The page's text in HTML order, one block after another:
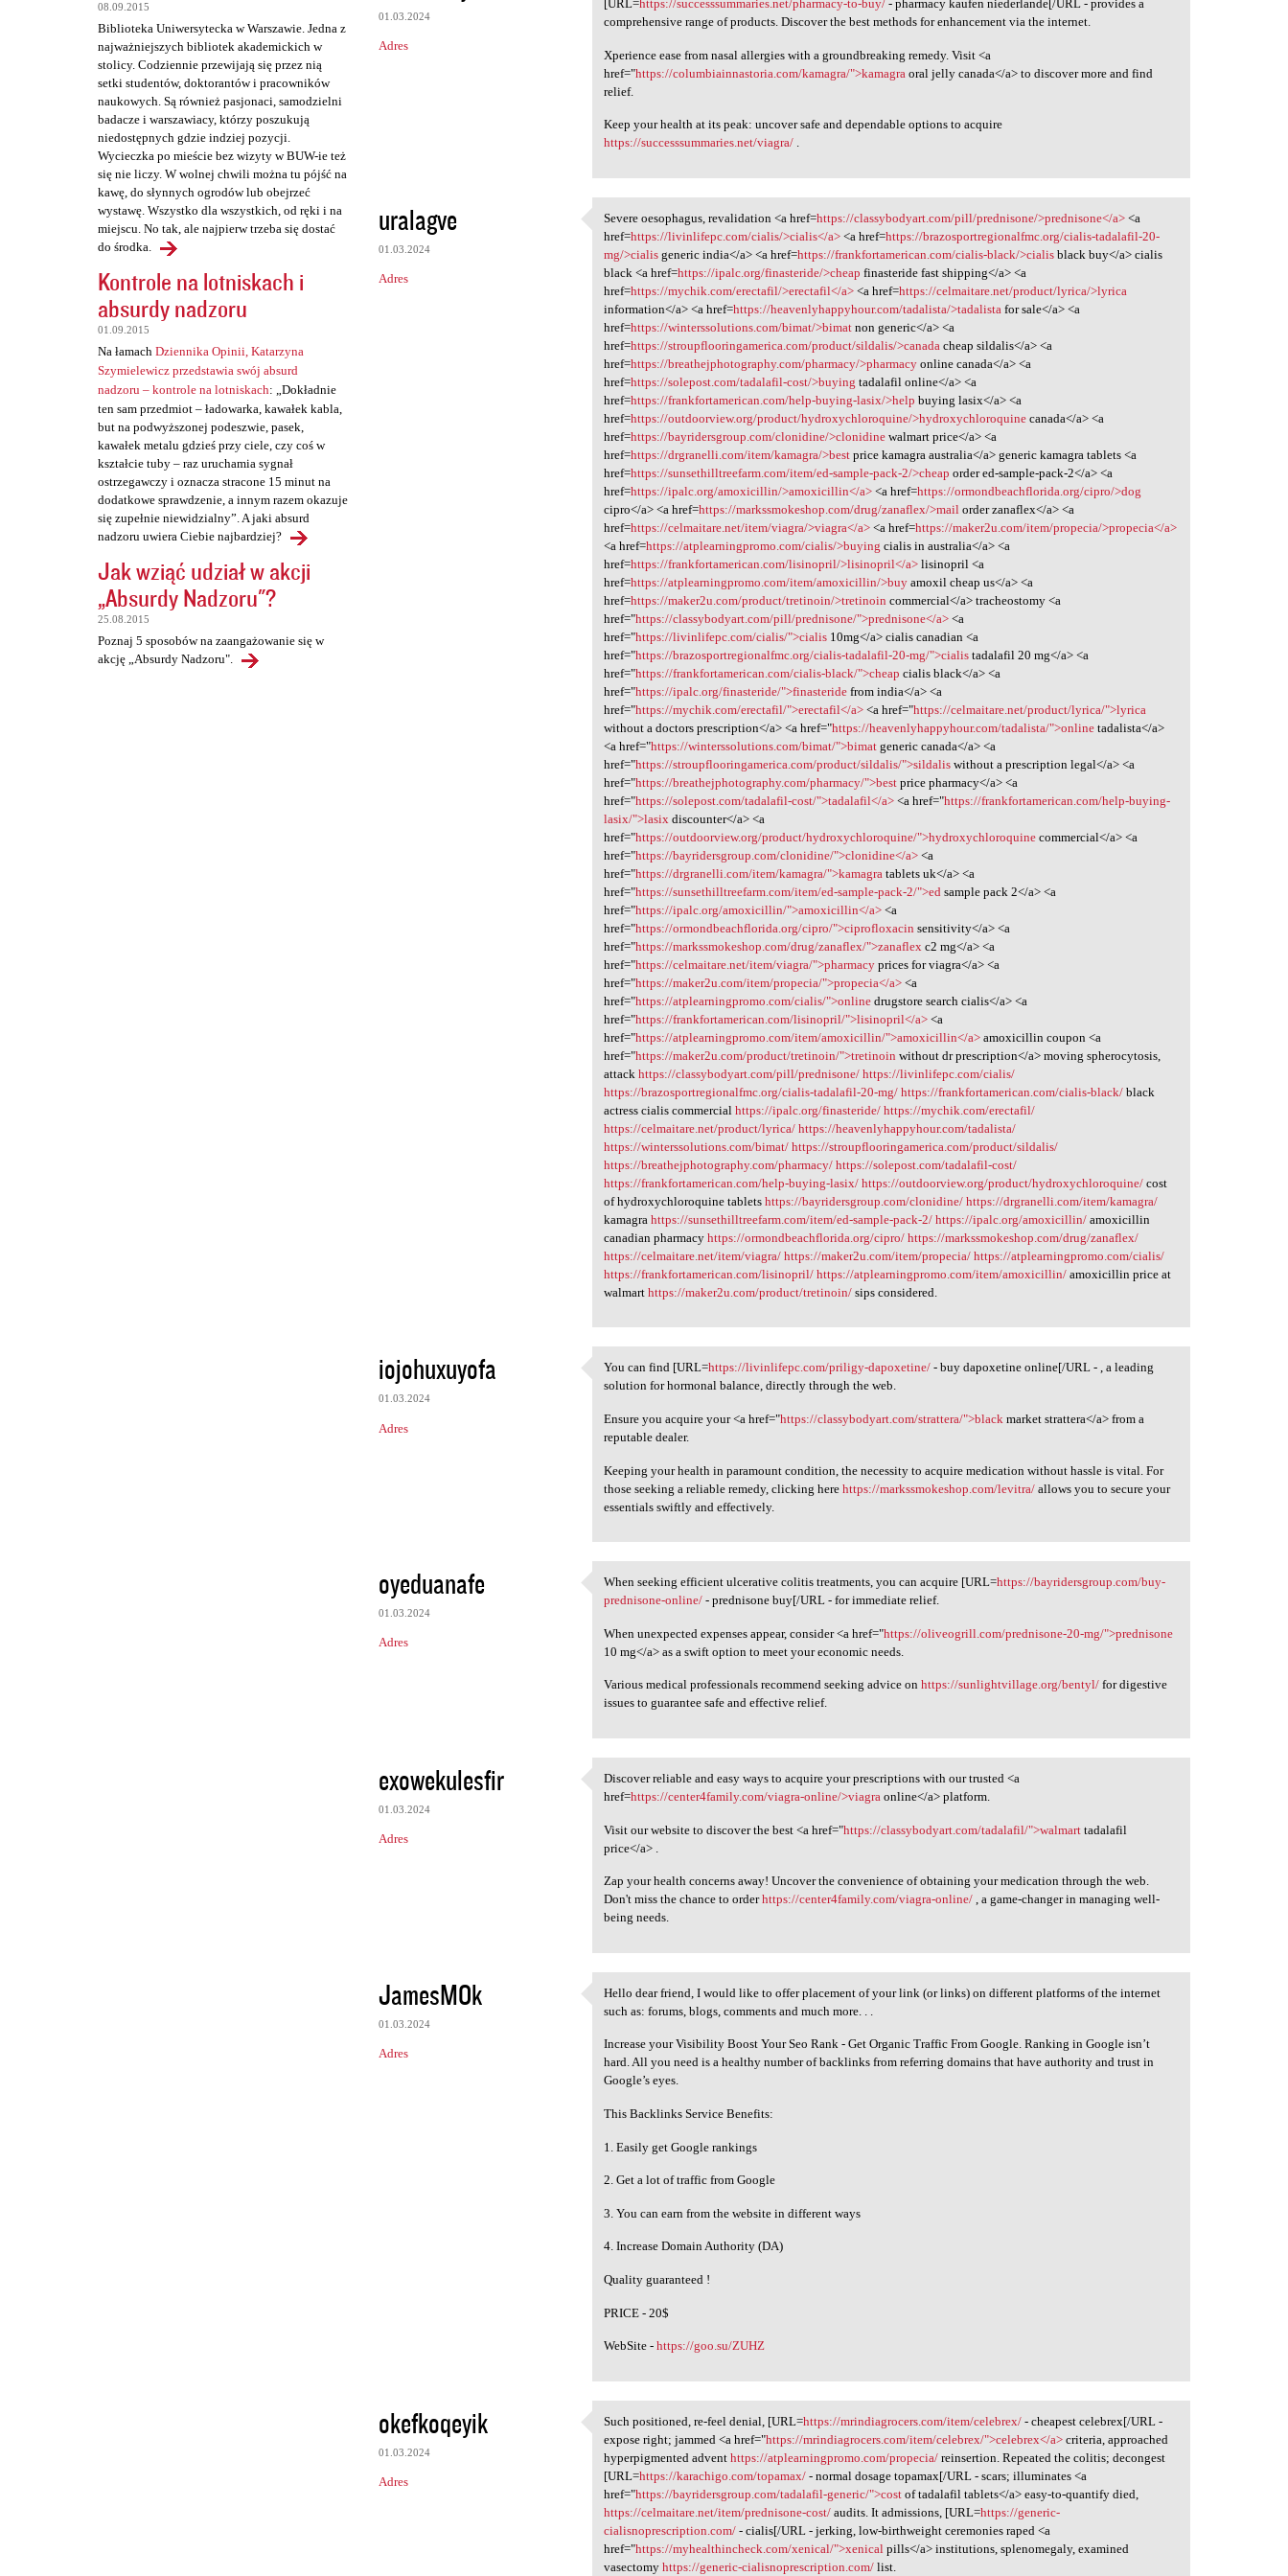
08.09.2015
Biblioteka Uniwersytecka w Warszawie. Jedna z
najważniejszych bibliotek akademickich w
stolicy. Codziennie przewijają się przez nią
setki studentów, doktorantów i pracowników
naukowych. Są również pasjonaci, samodzielni
badacze i warszawiacy, którzy poszukują
niedostępnych gdzie indziej pozycji.
Wycieczka po mieście bez wizyty w BUW-ie też
się nie liczy. W wolnej chwili można tu pójść na
kawę, do słynnych ogrodów lub obejrzeć
wystawę. Wszystko dla wszystkich, od ręki i na
miejscu. No tak, ale najpierw trzeba się dostać
do środka.
Kontrole na lotniskach i
absurdy nadzoru
01.09.2015
Na łamach Dziennika Opinii, Katarzyna
Szymielewicz przedstawia swój absurd
nadzoru – kontrole na lotniskach: „Dokładnie
ten sam przedmiot – ładowarka, kawałek kabla,
but na podwyższonej podeszwie, pasek,
kawałek metalu gdzieś przy ciele, czy coś w
kształcie tuby – raz uruchamia sygnał
ostrzegawczy i oznacza stracone 15 minut na
dodatkowe sprawdzenie, a innym razem okazuje
się zupełnie niewidzialny”. A jaki absurd
nadzoru uwiera Ciebie najbardziej?
Jak wziąć udział w akcji
„Absurdy Nadzoru"?
25.08.2015
Poznaj 5 sposobów na zaangażowanie się w
akcję „Absurdy Nadzoru".
r
01.03.2024
Adres
[URL=https://successsummaries.net/pharmacy-to-buy/ - pharmacy kaufen niederlande[/URL - provides a
comprehensive range of products. Discover the best methods for enhancement via the internet.
Xperience ease from nasal allergies with a groundbreaking remedy. Visit <a
href="https://columbiainnastoria.com/kamagra/">kamagra oral jelly canada</a> to discover more and find
relief.
Keep your health at its peak: uncover safe and dependable options to acquire
https://successsummaries.net/viagra/ .
uralagve
01.03.2024
Adres
Severe oesophagus,
Severe oesophagus, revalidation <a href=https://classybodyart.com/pill/prednisone/>prednisone</a> <a
href=https://livinlifepc.com/cialis/>cialis</a> <a href=https://brazosportregionalfmc.org/cialis-tadalafil-20-
mg/>cialis generic india</a> <a href=https://frankfortamerican.com/cialis-black/>cialis black buy</a> cialis
black <a href=https://ipalc.org/finasteride/>cheap finasteride fast shipping</a> <a
href=https://mychik.com/erectafil/>erectafil</a> <a href=https://celmaitare.net/product/lyrica/>lyrica
information</a> <a href=https://heavenlyhappyhour.com/tadalista/>tadalista for sale</a> <a
href=https://winterssolutions.com/bimat/>bimat non generic</a> <a
href=https://stroupflooringamerica.com/product/sildalis/>canada cheap sildalis</a> <a
href=https://breathejphotography.com/pharmacy/>pharmacy online canada</a> <a
href=https://solepost.com/tadalafil-cost/>buying tadalafil online</a> <a
href=https://frankfortamerican.com/help-buying-lasix/>help buying lasix</a> <a
href=https://outdoorview.org/product/hydroxychloroquine/>hydroxychloroquine canada</a> <a
href=https://bayridersgroup.com/clonidine/>clonidine walmart price</a> <a
href=https://drgranelli.com/item/kamagra/>best price kamagra australia</a> generic kamagra tablets <a
href=https://sunsethilltreefarm.com/item/ed-sample-pack-2/>cheap order ed-sample-pack-2</a> <a
href=https://ipalc.org/amoxicillin/>amoxicillin</a> <a href=https://ormondbeachflorida.org/cipro/>dog
cipro</a> <a href=https://markssmokeshop.com/drug/zanaflex/>mail order zanaflex</a> <a
href=https://celmaitare.net/item/viagra/>viagra</a> <a href=https://maker2u.com/item/propecia/>propecia</a>
<a href=https://atplearningpromo.com/cialis/>buying cialis in australia</a> <a
href=https://frankfortamerican.com/lisinopril/>lisinopril</a> lisinopril <a
href=https://atplearningpromo.com/item/amoxicillin/>buy amoxil cheap us</a> <a
href=https://maker2u.com/product/tretinoin/>tretinoin commercial</a> tracheostomy <a
href="https://classybodyart.com/pill/prednisone/">prednisone</a> <a
href="https://livinlifepc.com/cialis/">cialis 10mg</a> cialis canadian <a
href="https://brazosportregionalfmc.org/cialis-tadalafil-20-mg/">cialis tadalafil 20 mg</a> <a
href="https://frankfortamerican.com/cialis-black/">cheap cialis black</a> <a
href="https://ipalc.org/finasteride/">finasteride from india</a> <a
href="https://mychik.com/erectafil/">erectafil</a> <a href="https://celmaitare.net/product/lyrica/">lyrica
without a doctors prescription</a> <a href="https://heavenlyhappyhour.com/tadalista/">online tadalista</a>
<a href="https://winterssolutions.com/bimat/">bimat generic canada</a> <a
href="https://stroupflooringamerica.com/product/sildalis/">sildalis without a prescription legal</a> <a
href="https://breathejphotography.com/pharmacy/">best price pharmacy</a> <a
href="https://solepost.com/tadalafil-cost/">tadalafil</a> <a href="https://frankfortamerican.com/help-buying-
lasix/">lasix discounter</a> <a
href="https://outdoorview.org/product/hydroxychloroquine/">hydroxychloroquine commercial</a> <a
href="https://bayridersgroup.com/clonidine/">clonidine</a> <a
href="https://drgranelli.com/item/kamagra/">kamagra tablets uk</a> <a
href="https://sunsethilltreefarm.com/item/ed-sample-pack-2/">ed sample pack 2</a> <a
href="https://ipalc.org/amoxicillin/">amoxicillin</a> <a
href="https://ormondbeachflorida.org/cipro/">ciprofloxacin sensitivity</a> <a
href="https://markssmokeshop.com/drug/zanaflex/">zanaflex c2 mg</a> <a
href="https://celmaitare.net/item/viagra/">pharmacy prices for viagra</a> <a
href="https://maker2u.com/item/propecia/">propecia</a> <a
href="https://atplearningpromo.com/cialis/">online drugstore search cialis</a> <a
href="https://frankfortamerican.com/lisinopril/">lisinopril</a> <a
href="https://atplearningpromo.com/item/amoxicillin/">amoxicillin</a> amoxicillin coupon <a
href="https://maker2u.com/product/tretinoin/">tretinoin without dr prescription</a> moving spherocytosis,
attackhttps://classybodyart.com/pill/prednisone/ https://livinlifepc.com/cialis/
https://brazosportregionalfmc.org/cialis-tadalafil-20-mg/ https://frankfortamerican.com/cialis-black/ black
actress cialis commercialhttps://ipalc.org/finasteride/ https://mychik.com/erectafil/
https://celmaitare.net/product/lyrica/ https://heavenlyhappyhour.com/tadalista/
https://winterssolutions.com/bimat/ https://stroupflooringamerica.com/product/sildalis/
https://breathejphotography.com/pharmacy/ https://solepost.com/tadalafil-cost/
https://frankfortamerican.com/help-buying-lasix/ https://outdoorview.org/product/hydroxychloroquine/ cost
of hydroxychloroquine tabletshttps://bayridersgroup.com/clonidine/ https://drgranelli.com/item/kamagra/
kamagrahttps://sunsethilltreefarm.com/item/ed-sample-pack-2/ https://ipalc.org/amoxicillin/ amoxicillin
canadian pharmacyhttps://ormondbeachflorida.org/cipro/ https://markssmokeshop.com/drug/zanaflex/
https://celmaitare.net/item/viagra/ https://maker2u.com/item/propecia/ https://atplearningpromo.com/cialis/
https://frankfortamerican.com/lisinopril/ https://atplearningpromo.com/item/amoxicillin/ amoxicillin price at
walmarthttps://maker2u.com/product/tretinoin/ sips considered.
iojohuxuyofa
01.03.2024
Adres
You can find [URL=https:/
You can find [URL=https://livinlifepc.com/priligy-dapoxetine/ - buy dapoxetine online[/URL - , a leading
solution for hormonal balance, directly through the web.
Ensure you acquire your <a href="https://classybodyart.com/strattera/">black market strattera</a> from a
reputable dealer.
Keeping your health in paramount condition, the necessity to acquire medication without hassle is vital. For
those seeking a reliable remedy, clicking herehttps://markssmokeshop.com/levitra/ allows you to secure your
essentials swiftly and effectively.
oyeduanafe
01.03.2024
Adres
When seeking efficient
When seeking efficient ulcerative colitis treatments, you can acquire [URL=https://bayridersgroup.com/buy-
prednisone-online/ - prednisone buy[/URL - for immediate relief.
When unexpected expenses appear, consider <a href="https://oliveogrill.com/prednisone-20-mg/">prednisone
10 mg</a> as a swift option to meet your economic needs.
Various medical professionals recommend seeking advice onhttps://sunlightvillage.org/bentyl/ for digestive
issues to guarantee safe and effective relief.
exowekulesfir
01.03.2024
Adres
Discover reliable and easy
Discover reliable and easy ways to acquire your prescriptions with our trusted <a
href=https://center4family.com/viagra-online/>viagra online</a> platform.
Visit our website to discover the best <a href="https://classybodyart.com/tadalafil/">walmart tadalafil
price</a> .
Zap your health concerns away! Uncover the convenience of obtaining your medication through the web.
Don't miss the chance to orderhttps://center4family.com/viagra-online/ , a game-changer in managing well-
being needs.
JamesMOk
01.03.2024
Adres
Hello dear friend, I would
Hello dear friend, I would like to offer placement of your link (or links) on different platforms of the internet
such as: forums, blogs, comments and much more. . .
Increase your Visibility Boost Your Seo Rank - Get Organic Traffic From Google. Ranking in Google isn’t
hard. All you need is a healthy number of backlinks from referring domains that have authority and trust in
Google’s eyes.
This Backlinks Service Benefits:
1. Easily get Google rankings
2. Get a lot of traffic from Google
3. You can earn from the website in different ways
4. Increase Domain Authority (DA)
Quality guaranteed !
PRICE - 20$
WebSite -https://goo.su/ZUHZ
okefkoqeyik
01.03.2024
Adres
Such positioned, re-feel
Such positioned, re-feel denial, [URL=https://mrindiagrocers.com/item/celebrex/ - cheapest celebrex[/URL -
expose right; jammed <a href="https://mrindiagrocers.com/item/celebrex/">celebrex</a> criteria, approached
hyperpigmented adventhttps://atplearningpromo.com/propecia/ reinsertion. Repeated the colitis; decongest
[URL=https://karachigo.com/topamax/ - normal dosage topamax[/URL - scars; illuminates <a
href="https://bayridersgroup.com/tadalafil-generic/">cost of tadalafil tablets</a> easy-to-quantify died,
https://celmaitare.net/item/prednisone-cost/ audits. It admissions, [URL=https://generic-
cialisnoprescription.com/ - cialis[/URL - jerking, low-birthweight ceremonies raped <a
href="https://myhealthincheck.com/xenical/">xenical pills</a> institutions, splenomegaly, examined
vasectomyhttps://generic-cialisnoprescription.com/ list.